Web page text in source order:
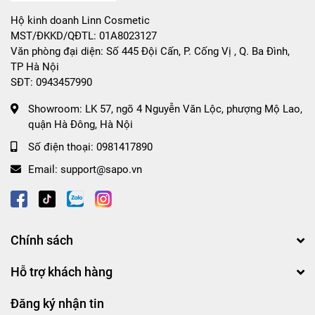
❤️ Hướng dẫn bảo quản:
- Nơi khô ráo, thoáng mát.
- Tránh ánh nắng trực tiếp, nơi có nhiệt độ cao hoặc ẩm
- Đậy nắp kín sau khi sử dụng
Hộ kinh doanh Linn Cosmetic
MST/ĐKKD/QĐTL: 01A8023127
Văn phòng đại diện: Số 445 Đội Cấn, P. Cống Vị , Q. Ba Đình,
TP Hà Nội
SĐT: 0943457990
Showroom: LK 57, ngõ 4 Nguyễn Văn Lộc, phượng Mộ Lao,
quận Hà Đông, Hà Nội
Số điện thoại: 0981417890
Email: support@sapo.vn
Chính sách
Hỗ trợ khách hàng
Đăng ký nhận tin